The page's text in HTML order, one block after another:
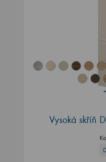
Vysoká skříň